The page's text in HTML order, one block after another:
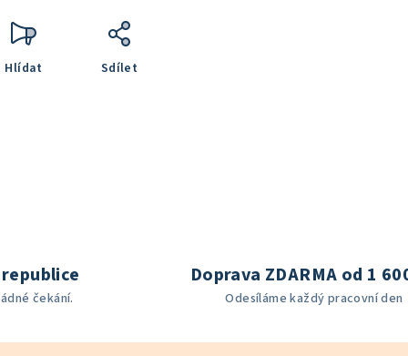
Hlídat Sdílet
čekání.
Doprava ZDARMA od 1
Odesíláme každý pracovní den